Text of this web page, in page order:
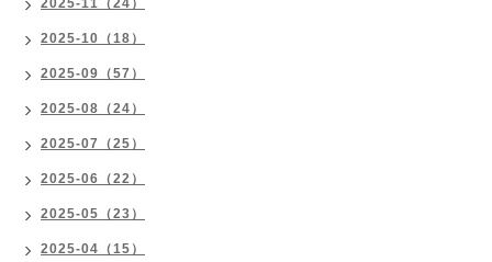
2025-11（24）
2025-10（18）
2025-09（57）
2025-08（24）
2025-07（25）
2025-06（22）
2025-05（23）
2025-04（15）